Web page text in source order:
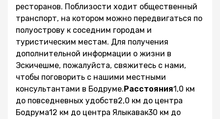
ресторанов. Поблизости ходит общественный
транспорт, на котором можно передвигаться по
полуострову к соседним городам и
туристическим местам. Для получения
дополнительной информации о жизни в
Эскичешме, пожалуйста, свяжитесь с нами,
чтобы поговорить с нашими местными
консультантами в Бодруме.Расстояния1,0 км
до повседневных удобств2,0 км до центра
Бодрума12 км до центра Ялыкавак30 км до